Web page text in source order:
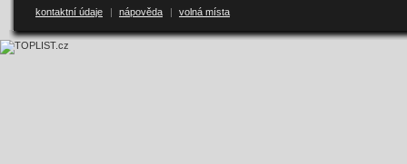
kontaktní údaje | nápověda | volná místa